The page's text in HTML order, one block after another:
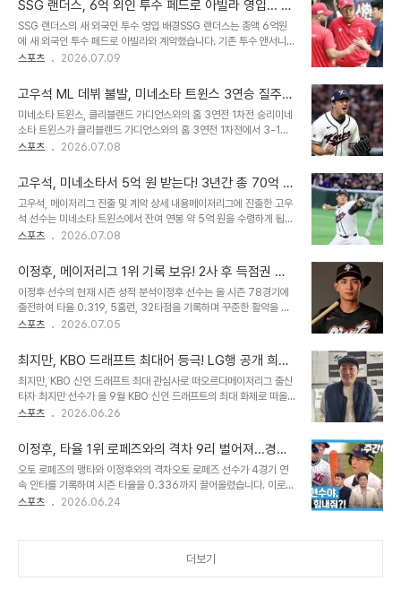
의 빛나는 커리어와 주요 기록벌랜더 선수는 통산 556경기에 선발
등판하여 266승 159패, 평균자책점 3.33, 탈삼진 3,554개를 기
록했습니다. 그는 역사상 단 6명만이 달성한 통산 3회 이상 노히트노
런의 주인공이며, 신인상, MVP, 3번의 사이영상 수상 경력을 자랑합
니다. 부상으로 인한 아..
SSG 랜더스, 6억 외인 투수 페드로 아빌라 영입... K
BO 성공 포부 밝혀
SSG 랜더스의 새 외국인 투수 영입 배경SSG 랜더스는 총액 6억원
에 새 외국인 투수 페드로 아빌라와 계약했습니다. 기존 투수 앤서니
베니지아노는 기대 이하의 성적으로 인해 웨이버 공시되었습니다. 아
가됩니다. 페드로 아빌라의 경력 및 KBO리그 적응 의지베네수엘라 출
신 우완 투수인 아빌라는 메이저리그 통산 72경기에 등판한 경험이
있습니다. 일본프로야구에서도 활약한 바 있으며, 한국 문화와 음식에
대한 기대감을 표현했습니다. 새로운 환경에 대한 부담감보다는 '0'에
서 출발한다는 마음으로 경기에 임할 것입니다.아빌라의 데뷔 예상 및
있으며, 퓨처스리그 없이 바로 훈련..
스포츠 2026.07.09
고우석 ML 데뷔 불발, 미네소타 트윈스 3연승 질주로
2위 추격
미네소타 트윈스, 클리블랜드 가디언스와의 홈 3연전 1차전 승리미네
소타 트윈스가 클리블랜드 가디언스와의 홈 3연전 1차전에서 3-1로
승리했습니다. 이로써 미네소타는 3연승을 달리며 2위 클리블랜드와
발판을 마련했습니다. 고우석, 트레이드 후 ML 콜업되었으나 데뷔전
은 다음 기회로디트로이트 타이거즈에서 미네소타 트윈스로 트레이드
된 고우석은 26인 로스터에 포함되어 불펜 대기를 했습니다. 하지만
근소한 리드 상황으로 인해 경기 중 마운드에 오르지 못했습니다. 고우
석은 다음 경기에서 메이저리그 데뷔전을 치를 예정입니다. 미네소타
이저리그에서 낮은 WAR을 기록하며 ..
스포츠 2026.07.08
고우석, 미네소타서 5억 원 받는다! 3년간 총 70억 원
수령 확정
고우석, 메이저리그 진출 및 계약 상세 내용메이저리그에 진출한 고우
석 선수는 미네소타 트윈스에서 잔여 연봉 약 5억 원을 수령하게 됩니
다. 이로써 미국 무대 진출 후 3년간 총수입은 70억 원을 돌파하게 되
레이드를 통해 미네소타로 이적했으며, 이적 시 메이저리그 26인 로
스터 진입 특약 조항이 발동되었습니다. 미네소타 이적과 메이저리그
데뷔이번 이적은 단순한 마이너리그 팀 이동이 아닌, 메이저리그 정식
엔트리 등록을 동반합니다. 고우석 선수는 미네소타 불펜의 일원으로
빅리그 데뷔전을 치를 예정입니다. 이에 따라 메이저리그에 머무는 일
분석올해 메이저리그 최저 연봉..
스포츠 2026.07.08
이정후, 메이저리그 1위 기록 보유! 2사 후 득점권 타
율 경이로운 성적
이정후 선수의 현재 시즌 성적 분석이정후 선수는 올 시즌 78경기에
출전하여 타율 0.319, 5홈런, 32타점을 기록하며 꾸준한 활약을 보
여주고 있습니다. 허리 부상 복귀 후에도 맹타를 휘두르며 팀에 기여하
인간적인 면모도 보여주고 있습니다. 이정후 선수의 특별한 기록과 강
점이정후 선수는 메이저리그 전체 1위를 달리는 특별한 기록을 보유하
고 있습니다. 특히 2사 후 득점권 상황에서 타율 0.444를 기록하며
리그 공동 1위에 올라 있습니다. 이는 상대 배터리와 수비진에게 큰 부
담을 주는 결정적인 순간에 강한 면모를 보여주는 것입니다. 주자가 있
력이 매우 뛰어납니..
스포츠 2026.07.05
최지만, KBO 드래프트 최대어 등극! LG행 공개 희망
하며 우승팀 합류 의지 밝혀
최지만, KBO 신인 드래프트 최대 관심사로 떠오르다메이저리그 출신
타자 최지만 선수가 올 9월 KBO 신인 드래프트의 최대 화제로 떠올
랐습니다. 어느 구단이 그를 지명할지에 대한 관심이 집중되고 있습니
공개적으로 드러냈습니다. LG 트윈스 향한 공개적 러브콜과 우승팀
선호최 선수는 미국에서 LG 선수들과 함께 훈련했던 경험을 언급하
며, LG 선수층의 두께에 감탄했다고 밝혔습니다. 특히 진행자의 질문
에 망설임 없이 '뽑아달라'고 답하며 LG행에 대한 강한 의지를 보였습
니다. 그는 우승할 수 있는 팀에서 뛰고 싶다는 희망을 숨기지 않았습
스포츠 2026.06.26
이정후, 타율 1위 로페즈와의 격차 9리 벌어져...경쟁
치열
오토 로페즈의 맹타와 이정후와의 격차오토 로페즈 선수가 4경기 연
속 안타를 기록하며 시즌 타율을 0.336까지 끌어올렸습니다. 이로써
이정후 선수와의 타율 격차는 9리까지 벌어졌습니다. 로페즈는 텍사
있는 로페즈와 2위 이정후의 경쟁이 더욱 치열해지고 있습니다. 3위
스포츠 2026.06.24
더보기